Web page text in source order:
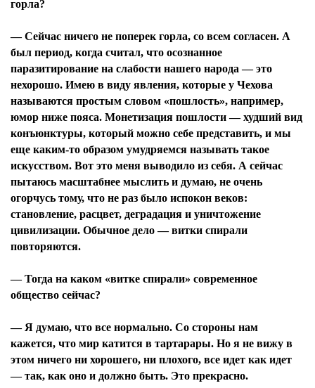
горла?
— Сейчас ничего не поперек горла, со всем согласен. А
был период, когда считал, что осознанное
паразитирование на слабости нашего народа — это
нехорошо. Имею в виду явления, которые у Чехова
называются простым словом «пошлость», например,
юмор ниже пояса. Монетизация пошлости — худший вид
конъюнктуры, который можно себе представить, и мы
еще каким-то образом умудряемся называть такое
искусством. Вот это меня выводило из себя. А сейчас
пытаюсь масштабнее мыслить и думаю, не очень
огорчусь тому, что не раз было испокон веков:
становление, расцвет, деградация и уничтожение
цивилизации. Обычное дело — витки спирали
повторяются.
— Тогда на каком «витке спирали» современное
общество сейчас?
— Я думаю, что все нормально. Со стороны нам
кажется, что мир катится в тартарары. Но я не вижу в
этом ничего ни хорошего, ни плохого, все идет как идет
— так, как оно и должно быть. Это прекрасно.